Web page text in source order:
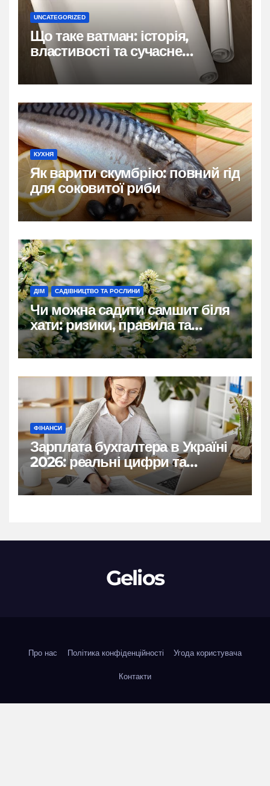
UNCATEGORIZED
Що таке ватман: історія,
властивості та сучасне
застосування
КУХНЯ
Як варити скумбрію: повний гід
для соковитої риби
ДІМ САДІВНИЦТВО ТА РОСЛИНИ
Чи можна садити самшит біля
хати: ризики, правила та
практичні рішення
ФІНАНСИ
Зарплата бухгалтера в Україні
2026: реальні цифри та
нюанси
Gelios
Про нас Політика конфіденційності Угода користувача
Контакти